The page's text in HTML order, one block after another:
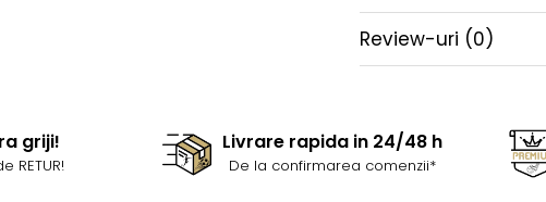
Review-uri (0)
griji!
RETUR!
Livrare rapida in 24/48 h
De la confirmarea comenzii*